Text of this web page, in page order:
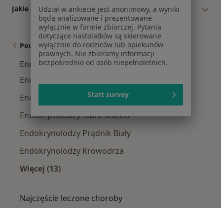
Jakie ubezpieczenia akceptuje Beata Kieć-Wilk?
Powiązane wyszukiwania
Endokrynolodzy w pobliżu
Endokrynolodzy Grzegórzki
Endokrynolodzy Podgórze
Endokrynolodzy Stare Miasto
Endokrynolodzy Prądnik Biały
Endokrynolodzy Krowodrza
Więcej (13)
Najczęście leczone choroby
Udział w ankiecie jest anonimowy, a wyniki
będą analizowane i prezentowane
wyłącznie w formie zbiorczej. Pytania
dotyczące nastolatków są skierowane
wyłącznie do rodziców lub opiekunów
prawnych. Nie zbieramy informacji
bezpośrednio od osób niepełnoletnich.
Start survey